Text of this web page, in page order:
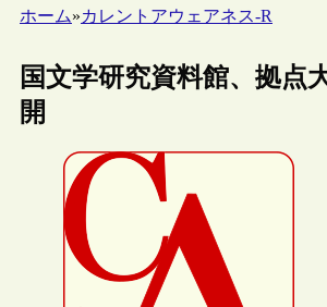
ホーム»カレントアウェアネス-R
国文学研究資料館、拠点
開